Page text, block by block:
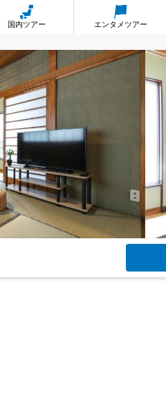
国内ツアー エンタメツアー